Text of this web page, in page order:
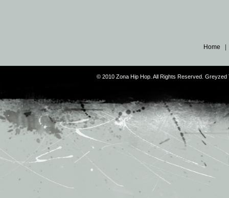
Home
© 2010 Zona Hip Hop. All Rights Reserved.